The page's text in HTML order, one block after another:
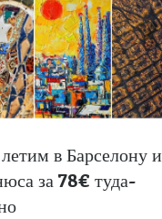
в Барселону
за 78€ туда-